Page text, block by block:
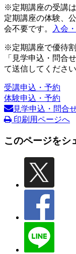
※定期講座の受講
定期講座の体験、
会不要です。
入会
※定期講座で優待
「見学申込・問合
て送信してください
受講申込・予約
体験申込・予約
見学申込・問合
印刷用ページへ
このページをシ